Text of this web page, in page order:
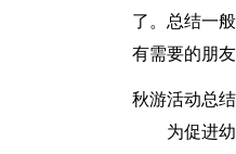
了。总结一
有需要的朋友
秋游活动总结
为促进